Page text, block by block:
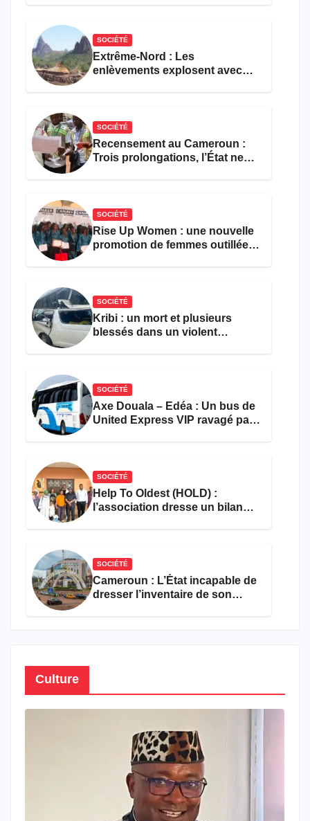
SOCIÉTÉ
Extrême-Nord : Les
enlèvements explosent avec
SOCIÉTÉ
Recensement au Cameroun :
Trois prolongations, l’État ne
SOCIÉTÉ
Rise Up Women : une nouvelle
promotion de femmes outillées
SOCIÉTÉ
Kribi : un mort et plusieurs
blessés dans un violent
SOCIÉTÉ
Axe Douala – Edéa : Un bus de
United Express VIP ravagé par
SOCIÉTÉ
Help To Oldest (HOLD) :
l’association dresse un bilan
SOCIÉTÉ
Cameroun : L’État incapable de
dresser l’inventaire de son
Culture